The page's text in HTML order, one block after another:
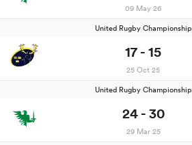
09 May 26
United Rugby Championship
17 - 15
25 Oct 25
United Rugby Championship
24 - 30
29 Mar 25